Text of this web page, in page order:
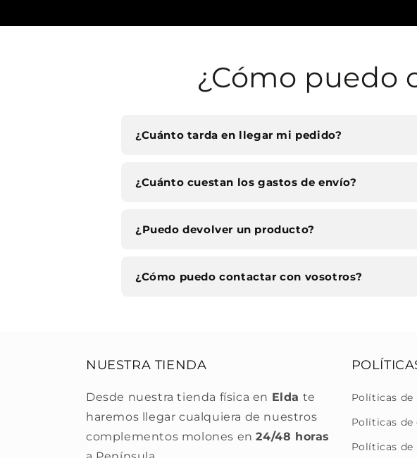
¿Cómo puedo
¿Cuánto tarda en llegar mi pedido?
¿Cuánto cuestan los gastos de envío?
¿Puedo devolver un producto?
¿Cómo puedo contactar con vosotros?
NUESTRA TIENDA
Desde nuestra tienda física en Elda te
haremos llegar cualquiera de nuestros
complementos molones en24/48 horas
Políticas de
Políticas de
Políticas de